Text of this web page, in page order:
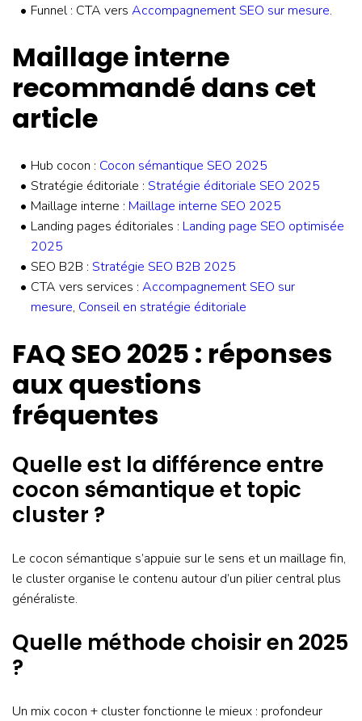
Funnel : CTA vers Accompagnement SEO sur mesure.
Maillage interne
recommandé dans cet
article
Hub cocon : Cocon sémantique SEO 2025
Stratégie éditoriale : Stratégie éditoriale SEO 2025
Maillage interne : Maillage interne SEO 2025
Landing pages éditoriales : Landing page SEO optimisée
2025
SEO B2B : Stratégie SEO B2B 2025
CTA vers services : Accompagnement SEO sur
mesure, Conseil en stratégie éditoriale
FAQ SEO 2025 : réponses
aux questions
fréquentes
Quelle est la différence entre
cocon sémantique et topic
cluster ?
Le cocon sémantique s’appuie sur le sens et un maillage fin,
le cluster organise le contenu autour d’un pilier central plus
généraliste.
Quelle méthode choisir en 2025
?
Un mix cocon + cluster fonctionne le mieux : profondeur